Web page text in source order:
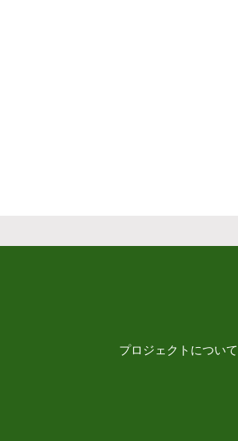
プロジェクトについて